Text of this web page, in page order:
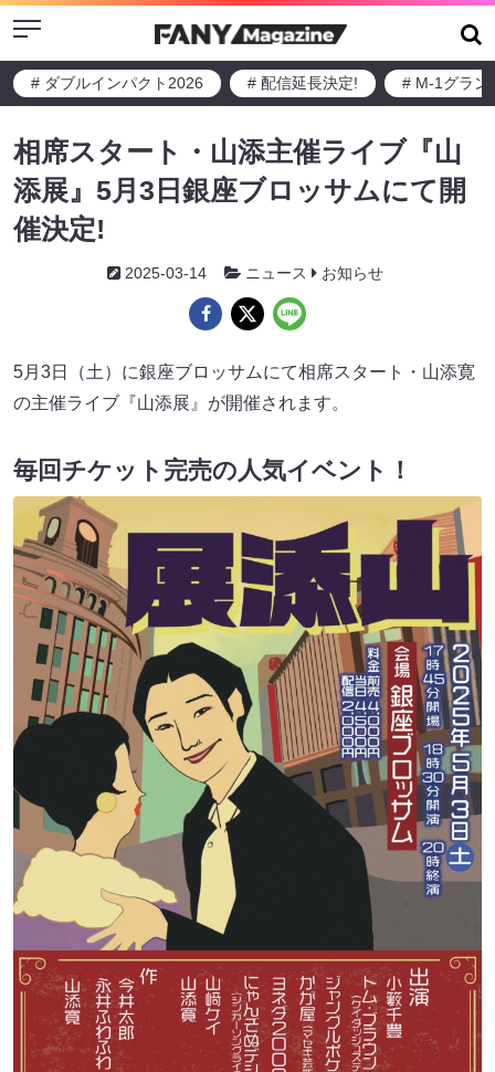
Menu
# ダブルインパクト2026 # 配信延長決定! # M-1グラン
相席スタート・山添主催ライブ『山
添展』5月3日銀座ブロッサムにて開
催決定!
2025-03-14 ニュース お知らせ
5月3日（土）に銀座ブロッサムにて相席スタート・山添寛
の主催ライブ『山添展』が開催されます。
毎回チケット完売の人気イベント！